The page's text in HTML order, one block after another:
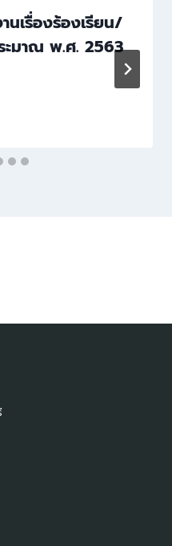
นเรื่องร้องเรียน/
ะมาณ พ.ศ. 2563